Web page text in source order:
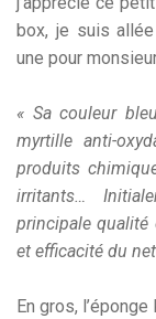
box, je suis
une pour
« Sa couleur
myrtille anti-
produits
irritants…
principale qualité
et efficacité du
En gros,